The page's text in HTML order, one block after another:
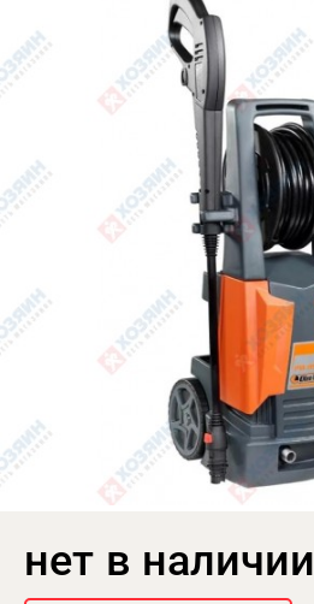
нет в наличии